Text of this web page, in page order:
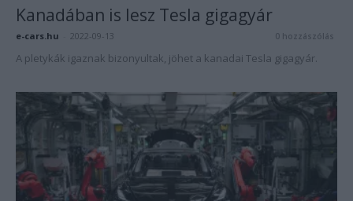
Kanadában is lesz Tesla gigagyár
e-cars.hu 2022-09-13 0 hozzászólás
A pletykák igaznak bizonyultak, jöhet a kanadai Tesla gigagyár.